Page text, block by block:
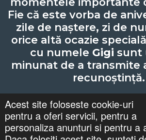
Acest site foloseste cookie-uri
pentru a oferi servicii, pentru a
personaliza anunturi si pentru a
Fie că este vorba de
zile de naștere, zi de
orice altă ocazie
cu numele Gigi sunt
minunat de a transmite
recunoștință.
Lista cu nume Căutari
Zile
Confidentialitate Gif-uri